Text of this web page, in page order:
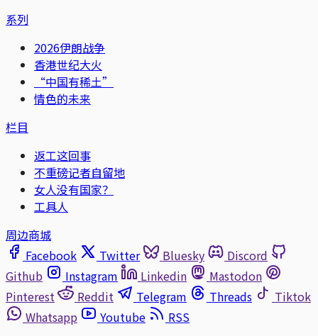
系列
2026伊朗战争
香港世纪大火
“中国有稀土”
情色的未来
栏目
返工这回事
不重磅记者自留地
女人没有国家？
工具人
周边商城
Facebook
Twitter Bluesky
Discord
Github
Instagram Linkedin
Mastodon
Pinterest
Reddit Telegram Threads
Tiktok
Whatsapp
Youtube
RSS